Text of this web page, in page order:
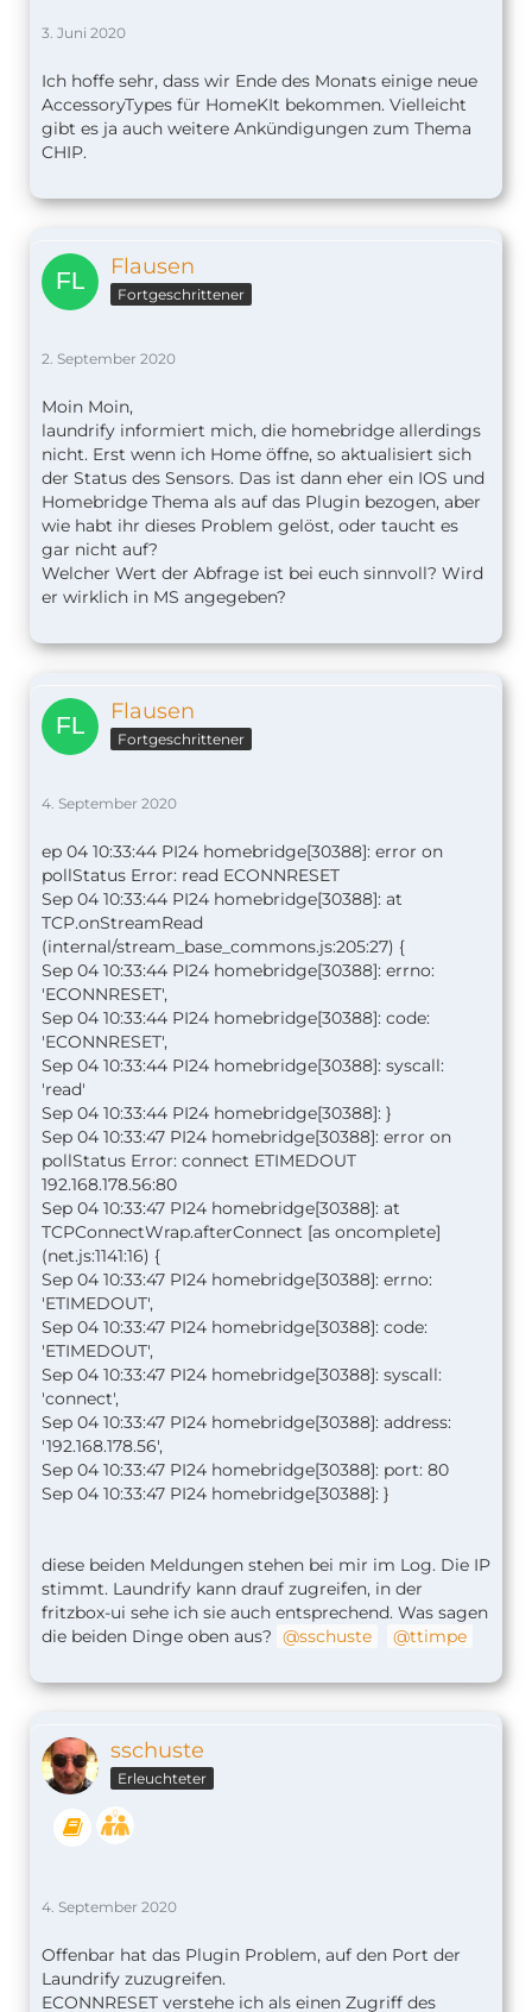
3. Juni 2020
Ich hoffe sehr, dass wir Ende des Monats einige neue
AccessoryTypes für HomeKIt bekommen. Vielleicht
gibt es ja auch weitere Ankündigungen zum Thema
CHIP.
Flausen
Fortgeschrittener
2. September 2020
Moin Moin,
laundrify informiert mich, die homebridge allerdings
nicht. Erst wenn ich Home öffne, so aktualisiert sich
der Status des Sensors. Das ist dann eher ein IOS und
Homebridge Thema als auf das Plugin bezogen, aber
wie habt ihr dieses Problem gelöst, oder taucht es
gar nicht auf?
Welcher Wert der Abfrage ist bei euch sinnvoll? Wird
er wirklich in MS angegeben?
Flausen
Fortgeschrittener
4. September 2020
ep 04 10:33:44 PI24 homebridge[30388]: error on
pollStatus Error: read ECONNRESET
Sep 04 10:33:44 PI24 homebridge[30388]: at
TCP.onStreamRead
(internal/stream_base_commons.js:205:27) {
Sep 04 10:33:44 PI24 homebridge[30388]: errno:
'ECONNRESET',
Sep 04 10:33:44 PI24 homebridge[30388]: code:
'ECONNRESET',
Sep 04 10:33:44 PI24 homebridge[30388]: syscall:
'read'
Sep 04 10:33:44 PI24 homebridge[30388]: }
Sep 04 10:33:47 PI24 homebridge[30388]: error on
pollStatus Error: connect ETIMEDOUT
192.168.178.56:80
Sep 04 10:33:47 PI24 homebridge[30388]: at
TCPConnectWrap.afterConnect [as oncomplete]
(net.js:1141:16) {
Sep 04 10:33:47 PI24 homebridge[30388]: errno:
'ETIMEDOUT',
Sep 04 10:33:47 PI24 homebridge[30388]: code:
'ETIMEDOUT',
Sep 04 10:33:47 PI24 homebridge[30388]: syscall:
'connect',
Sep 04 10:33:47 PI24 homebridge[30388]: address:
'192.168.178.56',
Sep 04 10:33:47 PI24 homebridge[30388]: port: 80
Sep 04 10:33:47 PI24 homebridge[30388]: }
diese beiden Meldungen stehen bei mir im Log. Die IP
stimmt. Laundrify kann drauf zugreifen, in der
fritzbox-ui sehe ich sie auch entsprechend. Was sagen
die beiden Dinge oben aus?
sschuste ttimpe
sschuste
Erleuchteter
4. September 2020
Offenbar hat das Plugin Problem, auf den Port der
Laundrify zuzugreifen.
ECONNRESET verstehe ich als einen Zugriff des